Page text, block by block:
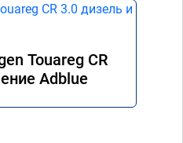
Touareg CR
Adblue